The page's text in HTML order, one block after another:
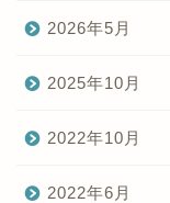
2026年5月
2025年10月
2022年10月
2022年6月